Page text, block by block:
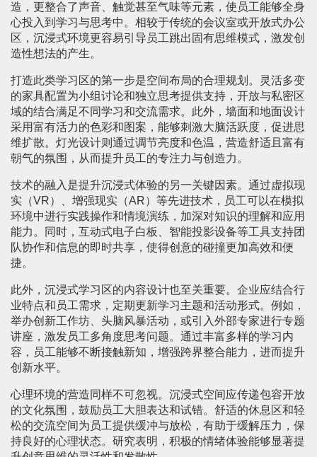
造，更整合了声音、触觉甚至气味等元素，使员工能够全身
心投入到学习与思考中。相较于传统的会议室或开放式办公
区，沉浸式环境更容易引导员工跳出固有思维模式，激发创
造性想法的产生。
打造此类学习区的第一步是空间布局的合理规划。灵活多变
的家具配置为小组讨论和独立思考提供支持，开放与私密区
域的结合满足不同学习和交流需求。此外，墙面和地面设计
采用富有活力的色彩和图案，能够刺激大脑活跃度，促进思
维扩散。灯光设计则通过调节亮度和色温，营造舒适且富有
朝气的氛围，从而提升员工的专注力与创造力。
技术的融入是提升沉浸式体验的另一关键因素。通过虚拟现
实（VR）、增强现实（AR）等先进技术，员工可以在模拟
环境中进行实践操作和情境演练，加深对知识的理解和应用
能力。同时，互动式电子白板、智能投影设备等工具支持团
队协作和信息的即时共享，使得创意的碰撞更加高效和便
捷。
此外，沉浸式学习区的内容设计也至关重要。企业应结合行
业特点和员工需求，定期更新学习主题和活动形式。例如，
举办创新工作坊、头脑风暴活动，或引入外部专家进行专题
讲座，激发员工多角度思考问题。通过丰富多样的学习内
容，员工能够不断接触新知，增强跨界整合能力，进而提升
创新水平。
心理环境的营造同样不可忽视。沉浸式空间应传递包容开放
的文化氛围，鼓励员工大胆表达和试错。舒适的休息区和轻
松的交流空间为员工提供缓冲与放松，有助于缓解压力，保
持良好的心理状态。研究表明，积极的情绪体验能够显著提